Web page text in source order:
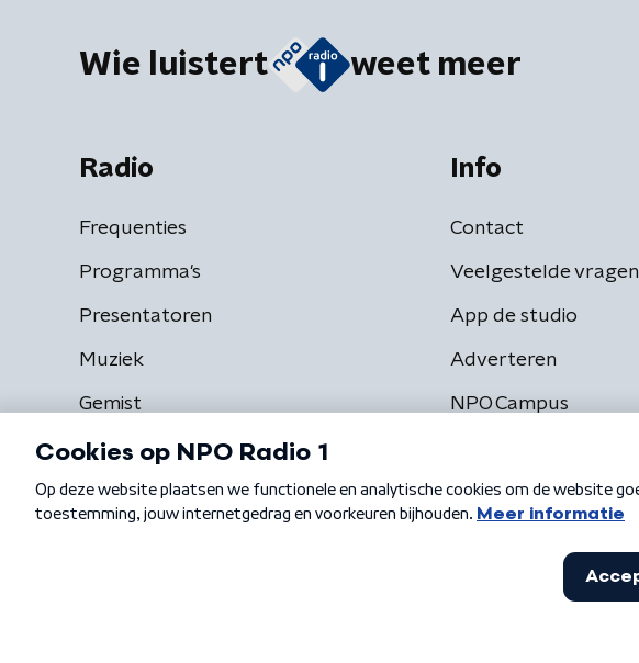
Wie luistert weet meer
Radio
Frequenties
Programma's
Presentatoren
Muziek
Gemist
Info
Contact
Veelgestelde vragen
App de studio
Adverteren
NPO Campus
Algemene voorwaarden Privacybeleid